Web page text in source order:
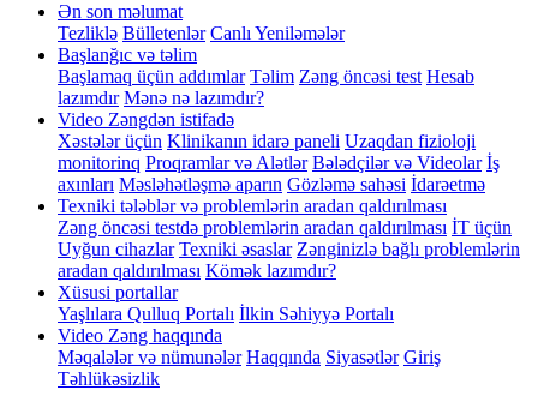
Ən son məlumat
Tezliklə Bülletenlər Canlı Yeniləmələr
Başlanğıc və təlim
Başlamaq üçün addımlar Təlim Zəng öncəsi test Hesab
lazımdır Mənə nə lazımdır?
Video Zəngdən istifadə
Xəstələr üçün Klinikanın idarə paneli Uzaqdan fizioloji
monitorinq Proqramlar və Alətlər Bələdçilər və Videolar İş
axınları Məsləhətləşmə aparın Gözləmə sahəsi İdarəetmə
Texniki tələblər və problemlərin aradan qaldırılması
Zəng öncəsi testdə problemlərin aradan qaldırılması İT üçün
Uyğun cihazlar Texniki əsaslar Zənginizlə bağlı problemlərin
aradan qaldırılması Kömək lazımdır?
Xüsusi portallar
Yaşlılara Qulluq Portalı İlkin Səhiyyə Portalı
Video Zəng haqqında
Məqalələr və nümunələr Haqqında Siyasətlər Giriş
Təhlükəsizlik